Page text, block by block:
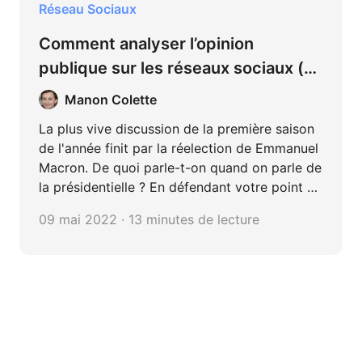
Réseau Sociaux
Comment analyser l’opinion
publique sur les réseaux sociaux (ex
: discussion de la présidentielle sur
Manon Colette
La plus vive discussion de la première saison
de l'année finit par la réelection de Emmanuel
Macron. De quoi parle-t-on quand on parle de
la présidentielle ? En défendant votre point de
En prenant pour exemple la présidentielle
09 mai 2022 · 13 minutes de lecture